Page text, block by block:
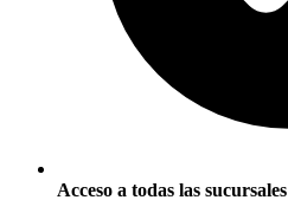
Acceso a todas las sucursales